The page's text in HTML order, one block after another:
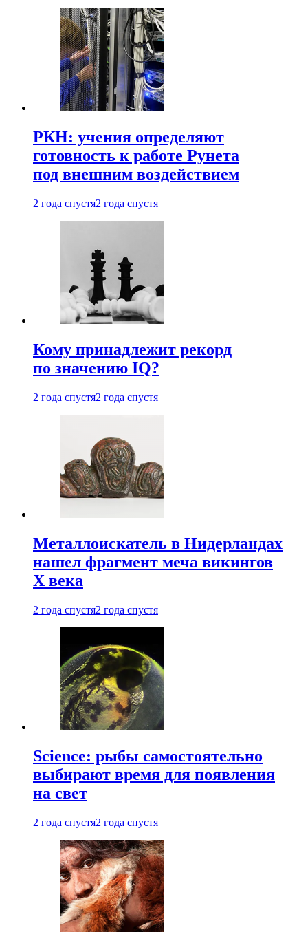
РКН: учения определяют
готовность к работе Рунета
под внешним воздействием
2 года спустя2 года спустя
Кому принадлежит рекорд
по значению IQ?
2 года спустя2 года спустя
Металлоискатель в Нидерландах
нашел фрагмент меча викингов
X века
2 года спустя2 года спустя
Science: рыбы самостоятельно
выбирают время для появления
на свет
2 года спустя2 года спустя